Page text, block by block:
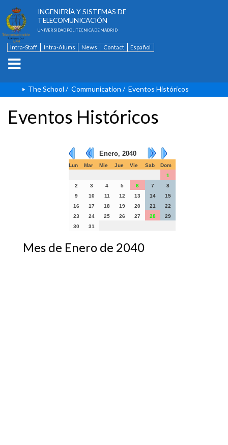
INGENIERÍA Y SISTEMAS DE
TELECOMUNICACIÓN
UNIVERSIDAD POLITÉCNICA DE MADRID
Intra-Staff Intra-Alums News Contact Español
The School / Communication / Eventos Históricos
Eventos Históricos
Enero, 2040
Lun Mar Mie Jue Vie Sab
Dom
1
2
3 4 5 6 7
8
9
10 11 12 13 14
15
16
17 18 19 20 21
22
23
24 25 26 27 28
29
30
31
Mes de Enero de 2040